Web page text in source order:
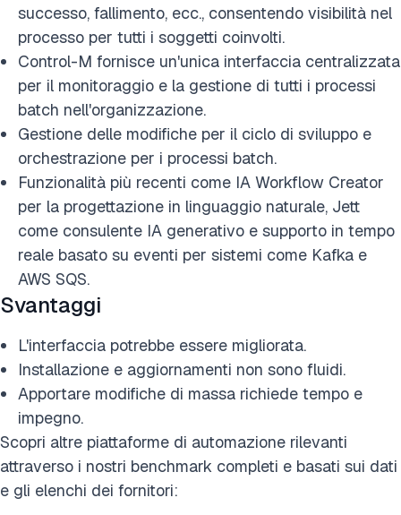
successo, fallimento, ecc., consentendo visibilità nel
processo per tutti i soggetti coinvolti.
Control-M fornisce un'unica interfaccia centralizzata
per il monitoraggio e la gestione di tutti i processi
batch nell'organizzazione.
Gestione delle modifiche per il ciclo di sviluppo e
orchestrazione per i processi batch.
Funzionalità più recenti come IA Workflow Creator
per la progettazione in linguaggio naturale, Jett
come consulente IA generativo e supporto in tempo
reale basato su eventi per sistemi come Kafka e
AWS SQS.
Svantaggi
L'interfaccia potrebbe essere migliorata.
Installazione e aggiornamenti non sono fluidi.
Apportare modifiche di massa richiede tempo e
impegno.
Scopri altre piattaforme di automazione rilevanti
attraverso i nostri benchmark completi e basati sui dati
e gli elenchi dei fornitori: